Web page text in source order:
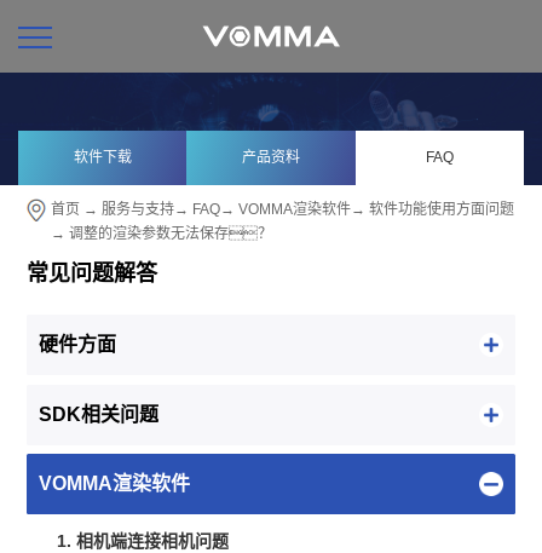
软件下载 产品资料 FAQ
首页 →服务与支持→ FAQ→VOMMA渲染软件→软件功能使用方面问题
→ 调整的渲染参数无法保存？
常见问题解答
硬件方面
SDK相关问题
VOMMA渲染软件
1. 相机端连接相机问题